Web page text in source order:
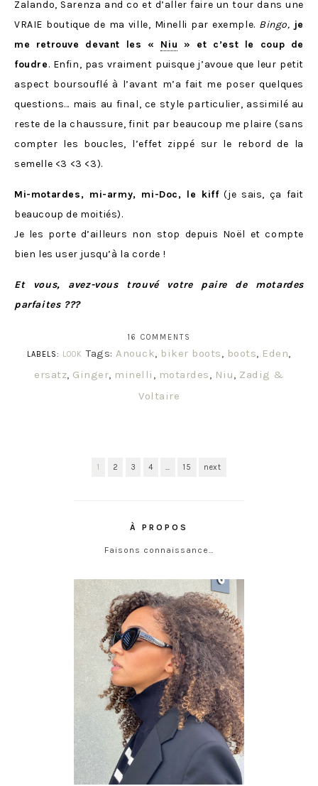
Zalando, Sarenza and co et d’aller faire un tour dans une
VRAIE boutique de ma ville, Minelli par exemple. Bingo, je
me retrouve devant les « Niu » et c’est le coup de
foudre. Enfin, pas vraiment puisque j’avoue que leur petit
aspect boursouflé à l’avant m’a fait me poser quelques
questions… mais au final, ce style particulier, assimilé au
reste de la chaussure, finit par beaucoup me plaire (sans
compter les boucles, l’effet zippé sur le rebord de la
semelle <3 <3 <3).
Mi-motardes, mi-army, mi-Doc, le kiff(je sais, ça fait
beaucoup de moitiés).
Je les porte d’ailleurs non stop depuis Noël et compte
bien les user jusqu’à la corde !
Et vous, avez-vous trouvé votre paire de motardes
parfaites ???
16 COMMENTS
LABELS: LOOK Tags:Anouck, biker boots, boots, Eden,
ersatz, Ginger, minelli , motardes, Niu, Zadig &
Voltaire
1 2 3 4 … 15 next
À PROPOS
Faisons connaissance…